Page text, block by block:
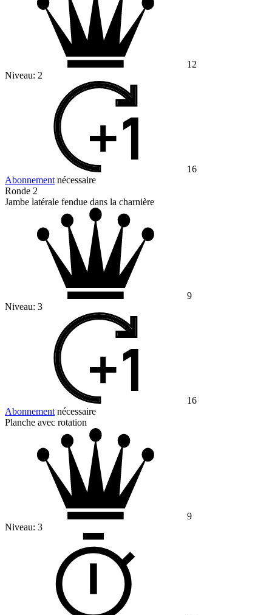
12
Niveau: 2
16
Abonnement nécessaire
Ronde 2
Jambe latérale fendue dans la charnière
9
Niveau: 3
16
Abonnement nécessaire
Planche avec rotation
9
Niveau: 3